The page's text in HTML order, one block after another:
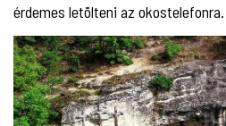
érdemes letölteni az okostelefonra.